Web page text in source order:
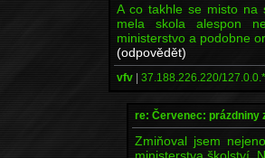
A co takhle se misto na
mela skola alespon
ministerstvo a podobne
(odpovědět)
vfv | 37.188.226.220/127.0.0.*
re: Červenec: prázdniny
Zmiňoval jsem
ministerstva školství.